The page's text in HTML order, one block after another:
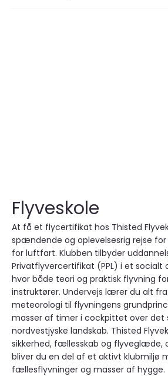
Flyveskole
At få et flycertifikat hos Thisted
spændende og oplevelsesrig rejse
for luftfart. Klubben tilbyder
Privatflyvercertifikat (PPL) i et socialt
hvor både teori og praktisk flyvning
instruktører. Undervejs lærer du alt
meteorologi til flyvningens
masser af timer i cockpittet over det
nordvestjyske landskab. Thisted
sikkerhed, fællesskab og flyveglæde,
bliver du en del af et aktivt klubmiljø
fællesflyvninger og masser af hygge.